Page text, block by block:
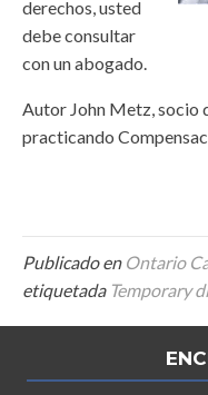
derechos, usted
debe consultar
con un abogado.
Autor John Metz, socio
practicando
Publicado en Ontario
etiquetada Temporary